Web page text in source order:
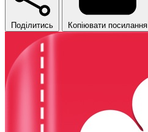
Поділитись Копіювати посилання